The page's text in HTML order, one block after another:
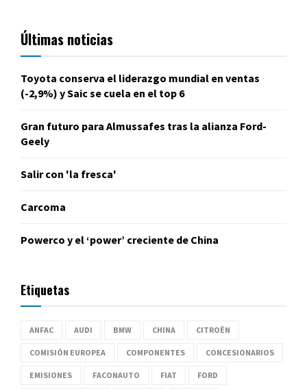
Últimas noticias
Toyota conserva el liderazgo mundial en ventas
(-2,9%) y Saic se cuela en el top 6
Gran futuro para Almussafes tras la alianza Ford-
Geely
Salir con 'la fresca'
Carcoma
Powerco y el ‘power’ creciente de China
Etiquetas
ANFAC AUDI BMW CHINA CITROËN
COMISIÓN EUROPEA COMPONENTES CONCESIONARIOS
EMISIONES FACONAUTO FIAT FORD